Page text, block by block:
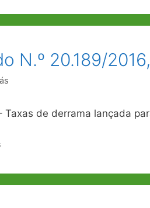
N.º 20.189/
Taxas de derrama lançada